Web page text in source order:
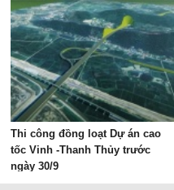
Thi công đồng loạt Dự án cao
tốc Vinh -Thanh Thủy trước
ngày 30/9